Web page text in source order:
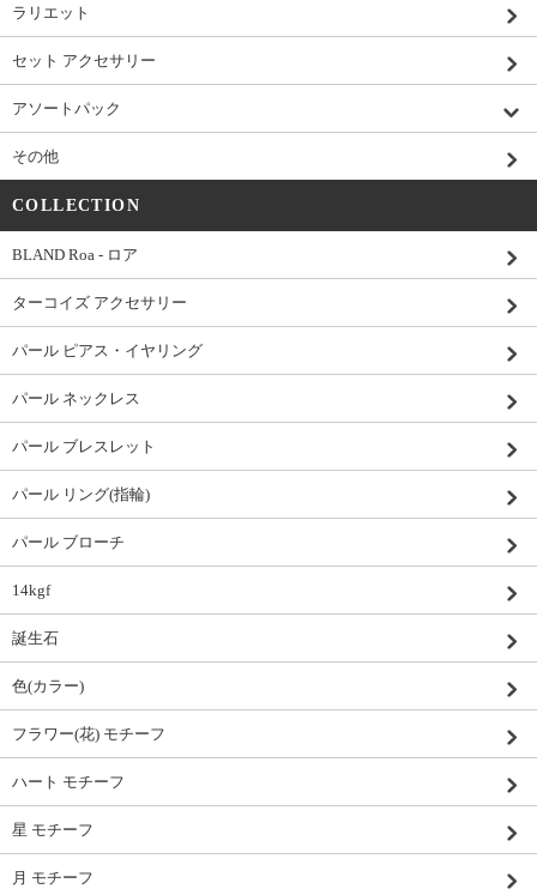
ラリエット
セット アクセサリー
アソートパック
その他
COLLECTION
BLAND Roa - ロア
ターコイズ アクセサリー
パール ピアス・イヤリング
パール ネックレス
パール ブレスレット
パール リング(指輪)
パール ブローチ
14kgf
誕生石
色(カラー)
フラワー(花) モチーフ
ハート モチーフ
星 モチーフ
月 モチーフ